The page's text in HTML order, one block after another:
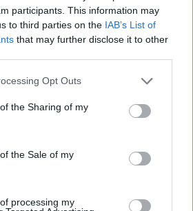
participants. This information may
to third parties on the IAB’s List of
that may further disclose it to other
Opt Outs
the Sharing of my
the Sale of my
processing my
Publicidad